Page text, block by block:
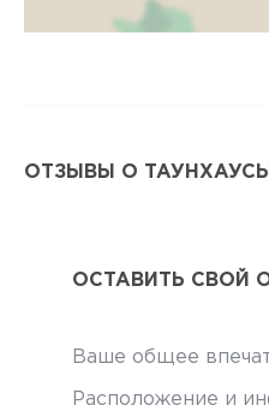
ОТЗЫВЫ О
ОСТАВИТЬ СВОЙ
Ваше общее
Расположение и